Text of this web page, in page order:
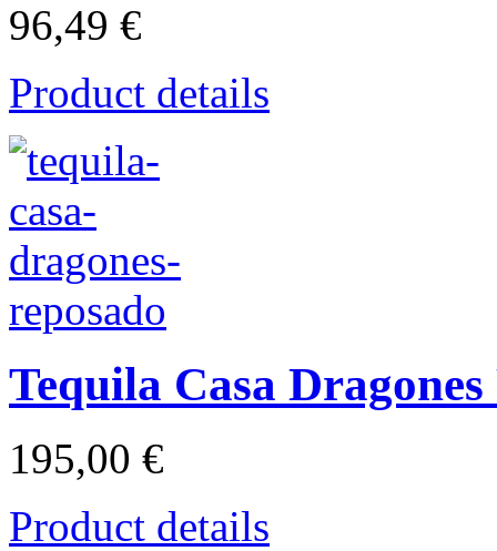
96,49 €
Product details
Tequila Casa Dragones
195,00 €
Product details